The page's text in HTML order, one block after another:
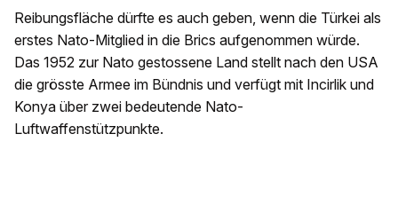
Reibungsfläche dürfte es auch geben, wenn die Türkei als
erstes Nato-Mitglied in die Brics aufgenommen würde.
Das 1952 zur Nato gestossene Land stellt nach den USA
die grösste Armee im Bündnis und verfügt mit Incirlik und
Konya über zwei bedeutende Nato-
Luftwaffenstützpunkte.